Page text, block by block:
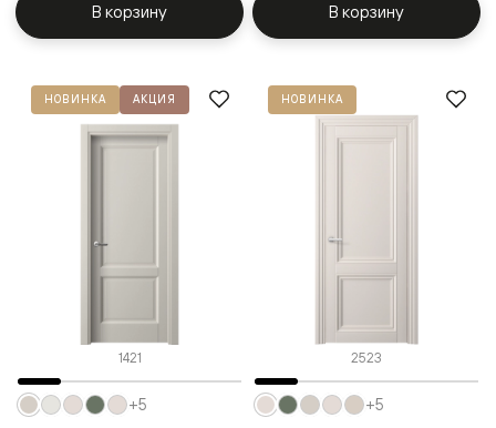
В корзину В корзину
НОВИНКА АКЦИЯ
1421
+5
НОВИНКА
2523
+5